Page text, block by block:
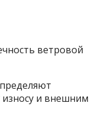
ветровой
износу и внешним